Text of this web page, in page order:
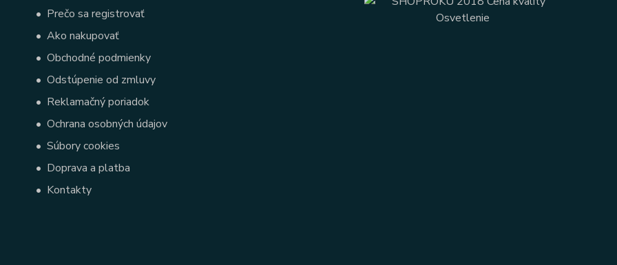
• Prečo sa registrovať
• Ako nakupovať
• Obchodné podmienky
• Odstúpenie od zmluvy
• Reklamačný poriadok
• Ochrana osobných údajov
• Súbory cookies
• Doprava a platba
• Kontakty